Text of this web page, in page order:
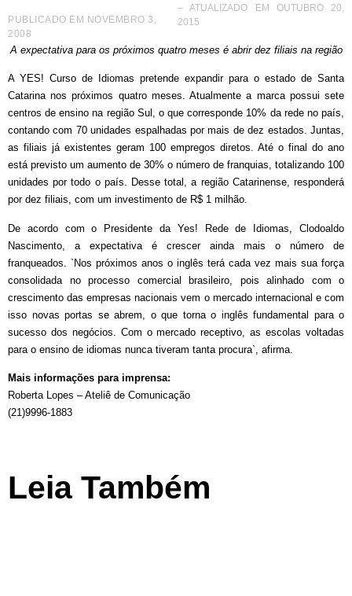
PUBLICADO EM NOVEMBRO 3,
2008
– ATUALIZADO EM OUTUBRO 20,
2015
A expectativa para os próximos quatro meses é abrir dez filiais na região
A YES! Curso de Idiomas pretende expandir para o estado de Santa
Catarina nos próximos quatro meses. Atualmente a marca possui sete
centros de ensino na região Sul, o que corresponde 10% da rede no país,
contando com 70 unidades espalhadas por mais de dez estados. Juntas,
as filiais já existentes geram 100 empregos diretos. Até o final do ano
está previsto um aumento de 30% o número de franquias, totalizando 100
unidades por todo o país. Desse total, a região Catarinense, responderá
por dez filiais, com um investimento de R$ 1 milhão.
De acordo com o Presidente da Yes! Rede de Idiomas, Clodoaldo
Nascimento, a expectativa é crescer ainda mais o número de
franqueados. `Nos próximos anos o inglês terá cada vez mais sua força
consolidada no processo comercial brasileiro, pois alinhado com o
crescimento das empresas nacionais vem o mercado internacional e com
isso novas portas se abrem, o que torna o inglês fundamental para o
sucesso dos negócios. Com o mercado receptivo, as escolas voltadas
para o ensino de idiomas nunca tiveram tanta procura`, afirma.
Mais informações para imprensa:
Roberta Lopes – Ateliê de Comunicação
(21)9996-1883
Leia Também